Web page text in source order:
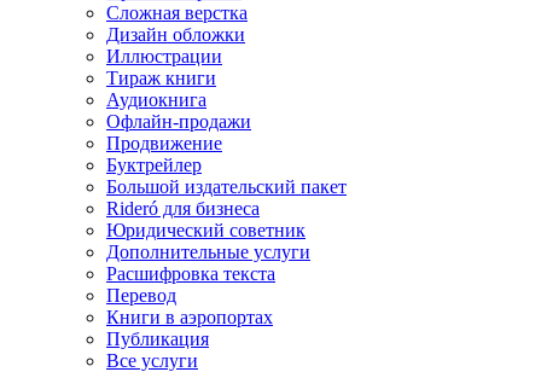
Сложная верстка
Дизайн обложки
Иллюстрации
Тираж книги
Аудиокнига
Офлайн-продажи
Продвижение
Буктрейлер
Большой издательский пакет
Rideró для бизнеса
Юридический советник
Дополнительные услуги
Расшифровка текста
Перевод
Книги в аэропортах
Публикация
Все услуги